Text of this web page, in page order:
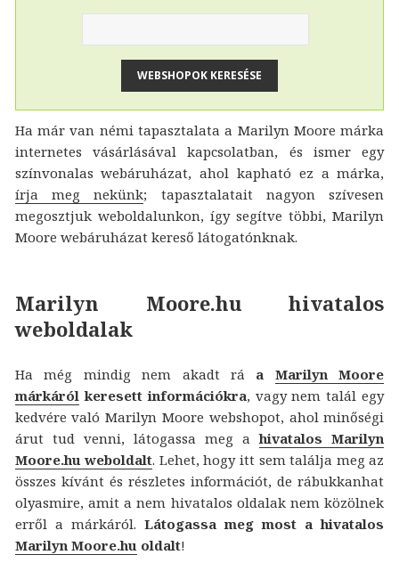
Ha már van némi tapasztalata a Marilyn Moore márka
internetes vásárlásával kapcsolatban, és ismer egy
színvonalas webáruházat, ahol kapható ez a márka,
írja meg nekünk; tapasztalatait nagyon szívesen
megosztjuk weboldalunkon, így segítve többi, Marilyn
Moore webáruházat kereső látogatónknak.
Marilyn Moore.hu hivatalos
weboldalak
Ha még mindig nem akadt rá a Marilyn Moore
márkáról keresett információkra, vagy nem talál egy
kedvére való Marilyn Moore webshopot, ahol minőségi
árut tud venni, látogassa meg ahivatalos Marilyn
Moore.hu weboldalt. Lehet, hogy itt sem találja meg az
összes kívánt és részletes információt, de rábukkanhat
olyasmire, amit a nem hivatalos oldalak nem közölnek
erről a márkáról. Látogassa meg most a hivatalos
Marilyn Moore.hu oldalt!